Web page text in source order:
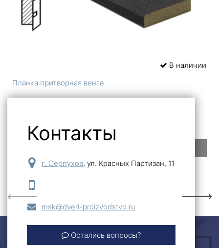
Previous
В наличии
Планка притворная венге
Next
Контакты
г. Серпухов, ул. Красных Партизан, 11
msk@dveri-proizvodstvo.ru
Остались вопросы?